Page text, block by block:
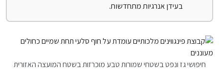
בעידן אנרגיות מתחדשות.
חיפושי גז ונפט בשטחי שמורות טבע מוכרזות בשטח המועצה האזורית